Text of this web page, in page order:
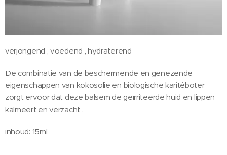
verjongend , voedend , hydraterend
De combinatie van de beschermende en genezende
eigenschappen van kokosolie en biologische karitéboter
zorgt ervoor dat deze balsem de geïrriteerde huid en lippen
kalmeert en verzacht .
inhoud: 15ml